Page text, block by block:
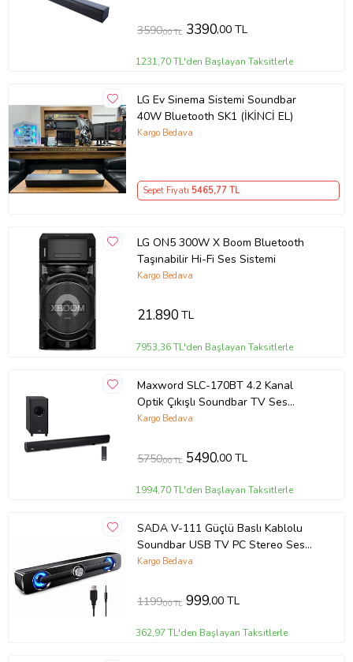
3590,00 TL 3390,00 TL
1231,70 TL'den Başlayan Taksitlerle
LG Ev Sinema Sistemi Soundbar
40W Bluetooth SK1 (İKİNCİ EL)
Kargo Bedava
Sepet Fiyatı 5465,77 TL
LG ON5 300W X Boom Bluetooth
Taşınabilir Hi-Fi Ses Sistemi
Kargo Bedava
21.890TL
7953,36 TL'den Başlayan Taksitlerle
Maxword SLC-170BT 4.2 Kanal
Optik Çıkışlı Soundbar TV Ses
Sistemi + Subwoofer 170W+130W
Kargo Bedava
5750,00 TL 5490,00 TL
1994,70 TL'den Başlayan Taksitlerle
SADA V-111 Güçlü Baslı Kablolu
Soundbar USB TV PC Stereo Ses
Sistemi 3.5mm
Kargo Bedava
1199,00 TL 999,00 TL
362,97 TL'den Başlayan Taksitlerle